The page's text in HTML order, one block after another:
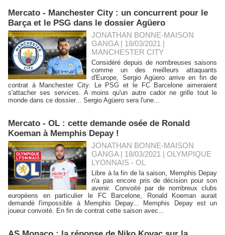
Mercato - Manchester City : un concurrent pour le
Barça et le PSG dans le dossier Agüero
JONATHAN BONNE-MAISON
GANGA | 18/03/2021 |
MANCHESTER CITY
Considéré depuis de nombreuses saisons
comme un des meilleurs attaquants
d'Europe, Sergio Agüero arrive en fin de
contrat à Manchester City. Le PSG et le FC Barcelone aimeraient
s'attacher ses services. A moins qu'un autre cador ne grille tout le
monde dans ce dossier... Sergio Agüero sera l'une...
Mercato - OL : cette demande osée de Ronald
Koeman à Memphis Depay !
JONATHAN BONNE-MAISON
GANGA | 18/03/2021 |OLYMPIQUE
LYONNAIS - OL
Libre à la fin de la saison, Memphis Depay
n'a pas encore pris de décision pour son
avenir. Convoité par de nombreux clubs
européens en particulier le FC Barcelone, Ronald Koeman aurait
demandé l'impossible à Memphis Depay... Memphis Depay est un
joueur convoité. En fin de contrat cette saison avec...